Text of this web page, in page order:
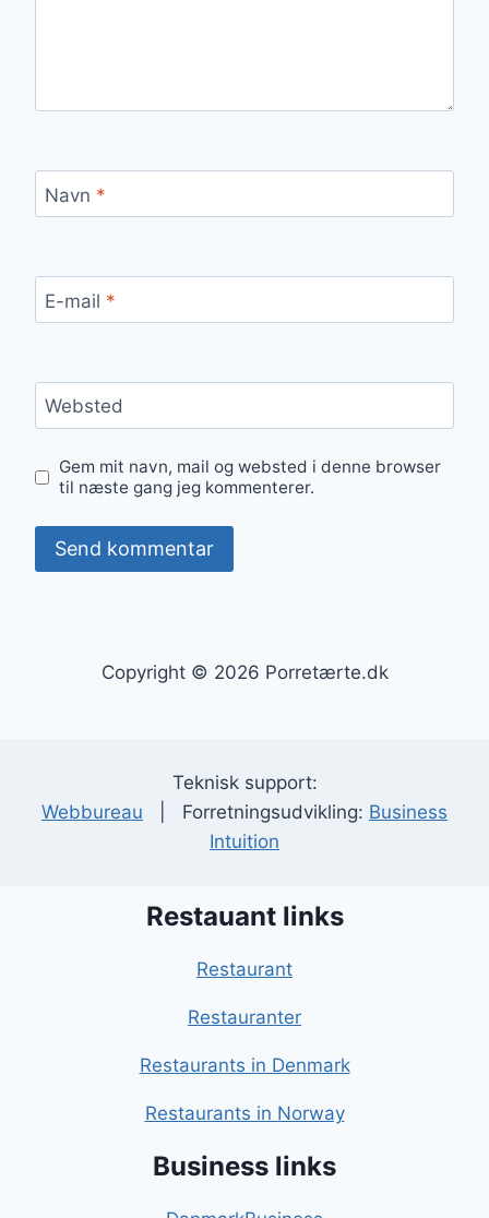
Navn *
E-mail *
Websted
Gem mit navn, mail og websted i denne browser
til næste gang jeg kommenterer.
Copyright © 2026 Porretærte.dk
Teknisk support:
Webbureau | Forretningsudvikling: Business
Intuition
Restauant links
Restaurant
Restauranter
Restaurants in Denmark
Restaurants in Norway
Business links